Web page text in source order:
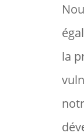
la